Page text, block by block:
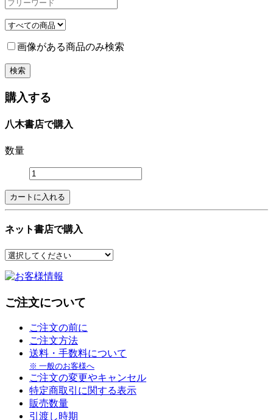
画像がある商品のみ検索
購入する
八木書店で購入
数量
ネット書店で購入
ご注文について
ご注文の前に
ご注文方法
送料・手数料について
※ 一般のお客様へ
ご注文の変更やキャンセル
特定商取引に関する表示
販売数量
引渡し時期